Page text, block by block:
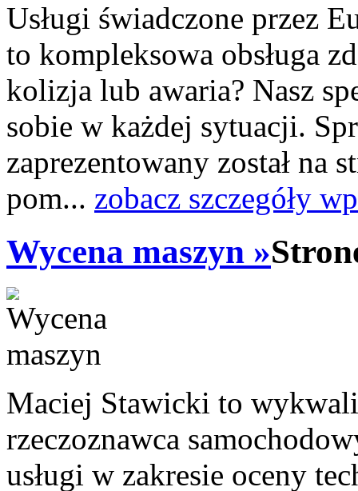
Usługi świadczone przez
to kompleksowa obsługa
kolizja lub awaria? Nasz
sobie w każdej sytuacji.
zaprezentowany został na
pom... zobacz szczegóły
Wycena maszyn »
Maciej Stawicki to
rzeczoznawca
usługi w zakresie oceny